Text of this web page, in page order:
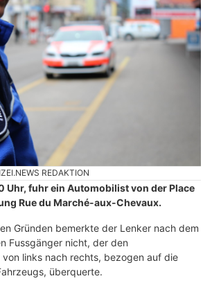
REDAKTION
Uhr, fuhr ein Automobilist von der Place
Rue du Marché-aux-Chevaux.
Gründen bemerkte der Lenker nach dem
Fussgänger nicht, der den
links nach rechts, bezogen auf die
überquerte.